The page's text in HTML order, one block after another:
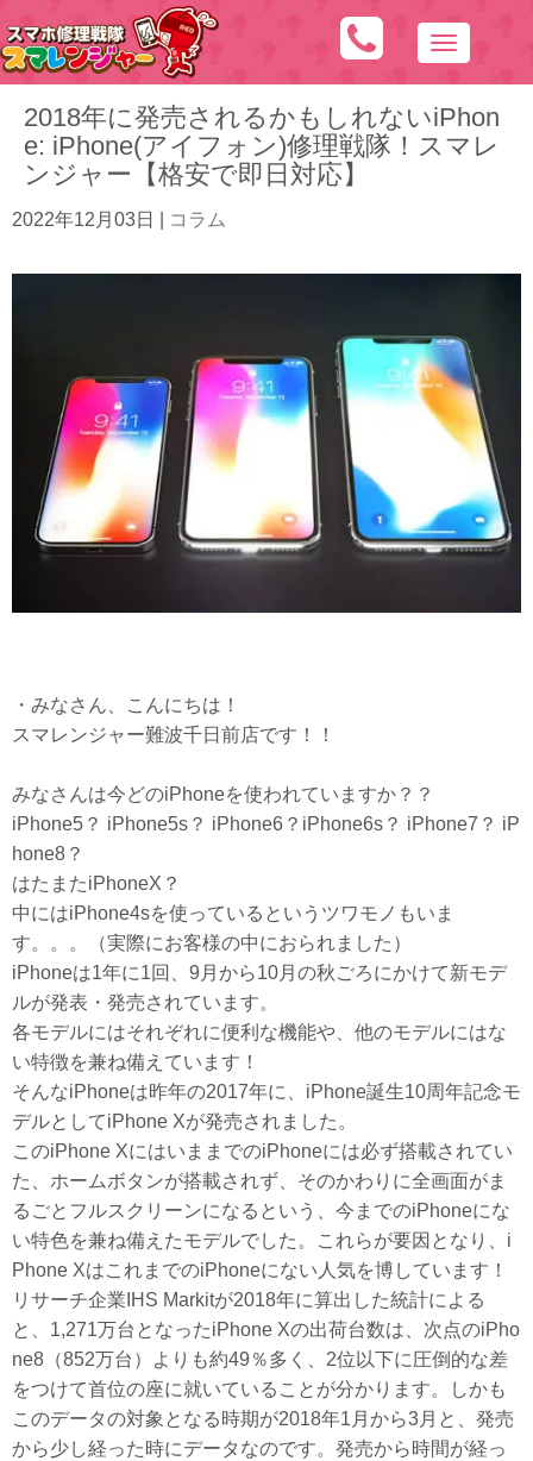
N
a
v
i
i
n
2018年に発売されるかもしれないiPhon
e: iPhone(アイフォン)修理戦隊！スマレ
ンジャー【格安で即日対応】
2022年12月03日 コラム
・みなさん、こんにちは！
スマレンジャー難波千日前店です！！
みなさんは今どのiPhoneを使われていますか？？
iPhone5？ iPhone5s？ iPhone6？iPhone6s？ iPhone7？ iP
hone8？
はたまたiPhoneX？
中にはiPhone4sを使っているというツワモノもいま
す。。。（実際にお客様の中におられました）
iPhoneは1年に1回、9月から10月の秋ごろにかけて新モデ
ルが発表・発売されています。
各モデルにはそれぞれに便利な機能や、他のモデルにはな
い特徴を兼ね備えています！
そんなiPhoneは昨年の2017年に、iPhone誕生10周年記念モ
デルとしてiPhone Xが発売されました。
このiPhone XにはいままでのiPhoneには必ず搭載されてい
た、ホームボタンが搭載されず、そのかわりに全画面がま
るごとフルスクリーンになるという、今までのiPhoneにな
い特色を兼ね備えたモデルでした。これらが要因となり、i
Phone XはこれまでのiPhoneにない人気を博しています！
リサーチ企業IHS Markitが2018年に算出した統計による
と、1,271万台となったiPhone Xの出荷台数は、次点のiPho
ne8（852万台）よりも約49％多く、2位以下に圧倒的な差
をつけて首位の座に就いていることが分かります。しかも
このデータの対象となる時期が2018年1月から3月と、発売
から少し経った時にデータなのです。発売から時間が経っ